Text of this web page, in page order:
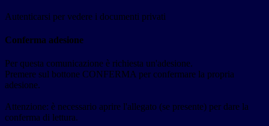
Autenticarsi per vedere i documenti privati
Conferma adesione
Per questa comunicazione è richiesta un'adesione.
Premere sul bottone CONFERMA per confermare la propria
adesione.
Attenzione: è necessario aprire l'allegato (se presente) per dare la
conferma di lettura.